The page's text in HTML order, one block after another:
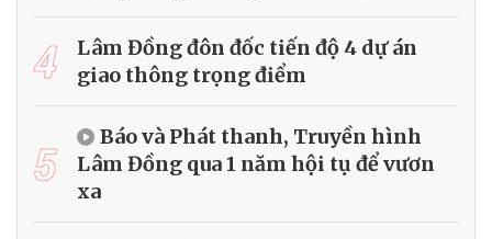
4
Lâm Đồng đôn đốc tiến độ 4 dự án
giao thông trọng điểm
5
Báo và Phát thanh, Truyền hình
Lâm Đồng qua 1 năm hội tụ để vươn
xa